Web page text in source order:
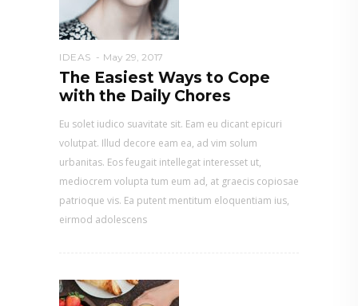
IDEAS May 29, 2017
The Easiest Ways to Cope
with the Daily Chores
Eu solet iudico suavitate sit. Eam eu dicant epicuri
volutpat. Illud decore eam ea, ad vim solum
urbanitas. Eos feugait intellegat interesset ut,
mediocrem volupta tum eum ad, at graecis copiosae
patrioque vis. Ea putent mentitum eloquentiam ius,
eirmod adolescens